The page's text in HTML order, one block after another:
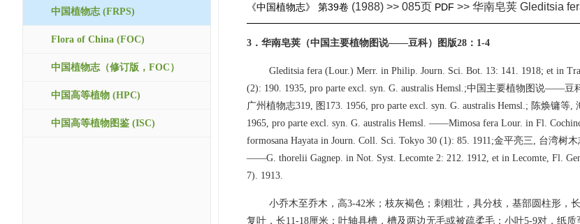
中国植物志 (FRPS)
Flora of China (FOC)
中国植物志（修订版，FOC）
中国高等植物 (HPC)
中国高等植物图鉴 (ISC)
《中国植物志》 第39卷 (1988) >> 085页 PDF >> 华南皂荚 Gleditsia
3．华南皂荚（中国主要植物图说——豆科）图版28：1-4
Gleditsia fera (Lour.) Merr. in Philip. Journ. Sci. Bot. 13: 141. 1918; et in
(2): 190. 1935, pro parte excl. syn. G. australis Hemsl.;中国主要植物图说——豆
广州植物志319, 图173. 1956, pro parte excl. syn. G. australis Hemsl.; 陈焕镛等,
1965, pro parte excl. syn. G. australis Hemsl. ——Mimosa fera Lour. in Fl.
formosana Hayata in Journ. Coll. Sci. Tokyo 30 (1): 85. 1911;金平亮三, 台湾树
——G. thorelii Gagnep. in Not. Syst. Lecomte 2: 212. 1912, et in Lecomte, Fl.
7). 1913.
小乔木至乔木，高3-42米；枝灰褐色；刺粗壮，具分枝，基部圆柱形，
复叶，长11-18厘米；叶轴具槽，槽及两边无毛或被疏柔毛；小叶5-9对，纸